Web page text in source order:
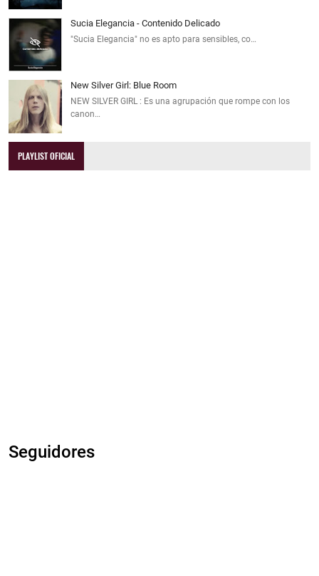
Sucia Elegancia - Contenido Delicado
"Sucia Elegancia" no es apto para sensibles, co…
New Silver Girl: Blue Room
NEW SILVER GIRL : Es una agrupación que rompe con los
canon…
PLAYLIST OFICIAL
Seguidores